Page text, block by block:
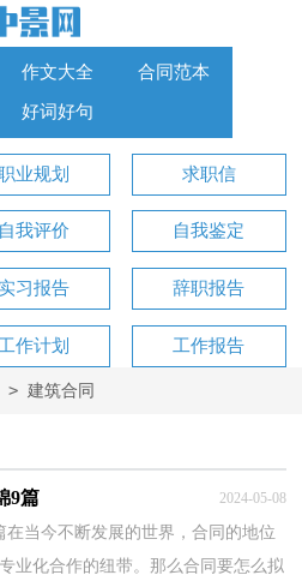
作文大全 合同范本
好词好句
业规划 求职信
自我评价 自我鉴定
实习报告 辞职报告
工作计划 工作报告
> 建筑合同
9篇 2024-05-08
在当今不断发展的世界，合同的地位
业化合作的纽带。那么合同要怎么拟